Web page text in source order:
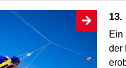
Ein
der